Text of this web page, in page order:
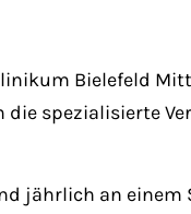
Bielefeld
spezialisierte
jährlich an